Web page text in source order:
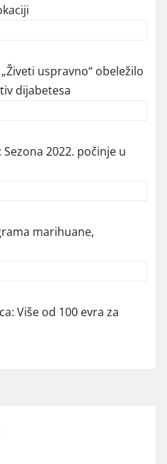
uspravno“ obeležilo
dijabetesa
2022. počinje u
marihuane,
Više od 100 evra za